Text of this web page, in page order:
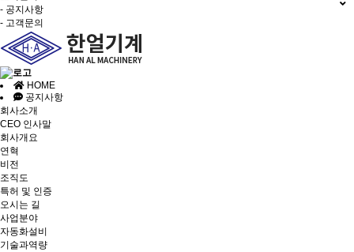
- 공지사항
- 고객문의
HOME
공지사항
회사소개
CEO 인사말
회사개요
연혁
비전
조직도
특허 및 인증
오시는 길
사업분야
자동화설비
기술과역량